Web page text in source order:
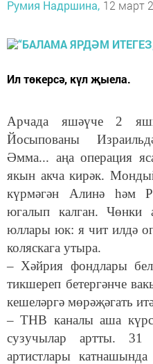
Румия Надршина, 12 март
Ил төкерсә, күл җыела.
Арчада яшәүче 2
Йосыпованы
Әмма... аңа операция
якын акча кирәк.
күрмәгән Алинә һәм
югалып калган. Чөнки
юллары юк: я чит илдә
коляскага утыра.
– Хәйрия фондлары
тикшереп бетергәнче
кешеләргә мөрәҗәгать
– ТНВ каналы аша
сузучылар артты. 31
артистлары